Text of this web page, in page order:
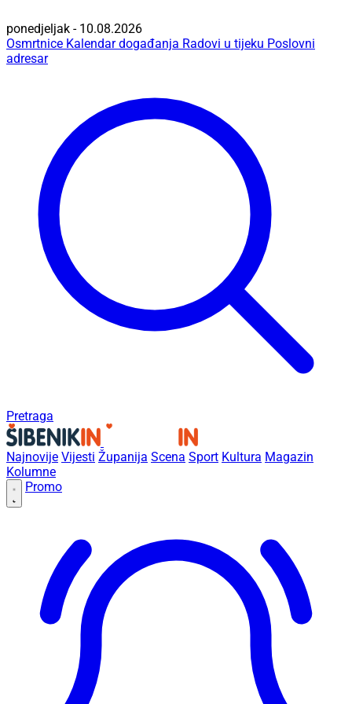
ponedjeljak - 10.08.2026
Osmrtnice Kalendar događanja Radovi u tijeku Poslovni
adresar
Pretraga
Najnovije Vijesti Županija Scena Sport Kultura Magazin
Kolumne
Promo